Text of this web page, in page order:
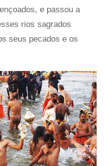
e passou a
rios sagrados
seus pecados e os